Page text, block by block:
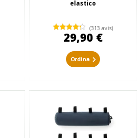
elastico
(313 avis)
29,90 €
Ordina